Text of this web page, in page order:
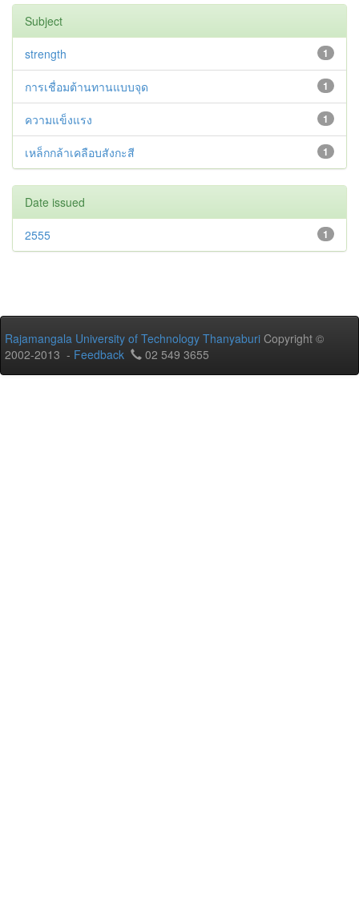
Subject
1
strength
1
การเชื่อมต้านทานแบบจุด
1
ความแข็งแรง
1
เหล็กกล้าเคลือบสังกะสี
Date issued
1
2555
Rajamangala University of Technology Thanyaburi Copyright ©
2002-2013 - Feedback 02 549 3655